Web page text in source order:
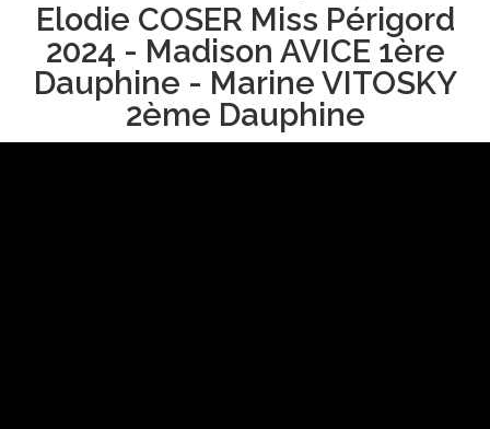
Elodie COSER Miss Périgord
2024 - Madison AVICE 1ère
Dauphine - Marine VITOSKY
2ème Dauphine